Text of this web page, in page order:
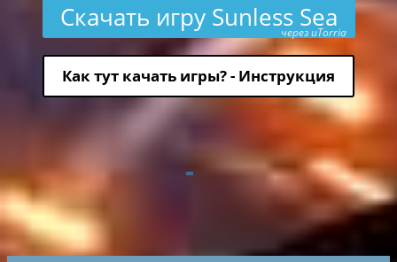
Скачать игру Sunless Sea
через uTorria
Как тут качать игры? - Инструкция